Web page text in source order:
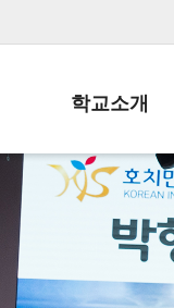
학교소개
학교장인사말
학교상징
학교연혁